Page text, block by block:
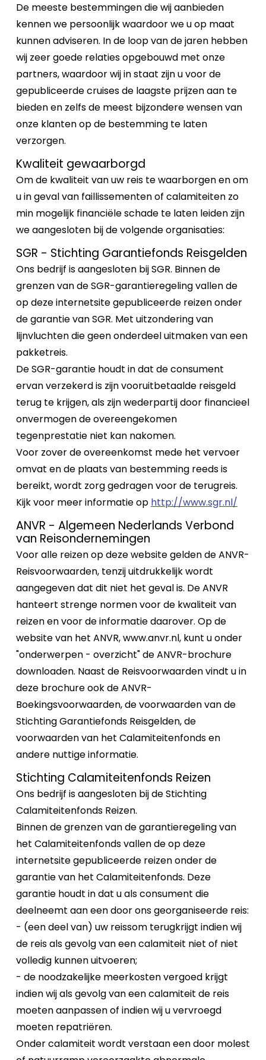
De meeste bestemmingen die wij aanbieden
kennen we persoonlijk waardoor we u op maat
kunnen adviseren. In de loop van de jaren hebben
wij zeer goede relaties opgebouwd met onze
partners, waardoor wij in staat zijn u voor de
gepubliceerde cruises de laagste prijzen aan te
bieden en zelfs de meest bijzondere wensen van
onze klanten op de bestemming te laten
verzorgen.
Kwaliteit gewaarborgd
Om de kwaliteit van uw reis te waarborgen en om
u in geval van faillissementen of calamiteiten zo
min mogelijk financiële schade te laten leiden zijn
we aangesloten bij de volgende organisaties:
SGR - Stichting Garantiefonds Reisgelden
Ons bedrijf is aangesloten bij SGR. Binnen de
grenzen van de SGR-garantieregeling vallen de
op deze internetsite gepubliceerde reizen onder
de garantie van SGR. Met uitzondering van
lijnvluchten die geen onderdeel uitmaken van een
pakketreis.
De SGR-garantie houdt in dat de consument
ervan verzekerd is zijn vooruitbetaalde reisgeld
terug te krijgen, als zijn wederpartij door financieel
onvermogen de overeengekomen
tegenprestatie niet kan nakomen.
Voor zover de overeenkomst mede het vervoer
omvat en de plaats van bestemming reeds is
bereikt, wordt zorg gedragen voor de terugreis.
Kijk voor meer informatie op http://www.sgr.nl/
ANVR - Algemeen Nederlands Verbond
van Reisondernemingen
Voor alle reizen op deze website gelden de ANVR-
Reisvoorwaarden, tenzij uitdrukkelijk wordt
aangegeven dat dit niet het geval is. De ANVR
hanteert strenge normen voor de kwaliteit van
reizen en voor de informatie daarover. Op de
website van het ANVR, www.anvr.nl, kunt u onder
"onderwerpen - overzicht" de ANVR-brochure
downloaden. Naast de Reisvoorwaarden vindt u in
deze brochure ook de ANVR-
Boekingsvoorwaarden, de voorwaarden van de
Stichting Garantiefonds Reisgelden, de
voorwaarden van het Calamiteitenfonds en
andere nuttige informatie.
Stichting Calamiteitenfonds Reizen
Ons bedrijf is aangesloten bij de Stichting
Calamiteitenfonds Reizen.
Binnen de grenzen van de garantieregeling van
het Calamiteitenfonds vallen de op deze
internetsite gepubliceerde reizen onder de
garantie van het Calamiteitenfonds. Deze
garantie houdt in dat u als consument die
deelneemt aan een door ons georganiseerde reis:
- (een deel van) uw reissom terugkrijgt indien wij
de reis als gevolg van een calamiteit niet of niet
volledig kunnen uitvoeren;
- de noodzakelijke meerkosten vergoed krijgt
indien wij als gevolg van een calamiteit de reis
moeten aanpassen of indien wij u vervroegd
moeten repatriëren.
Onder calamiteit wordt verstaan een door molest